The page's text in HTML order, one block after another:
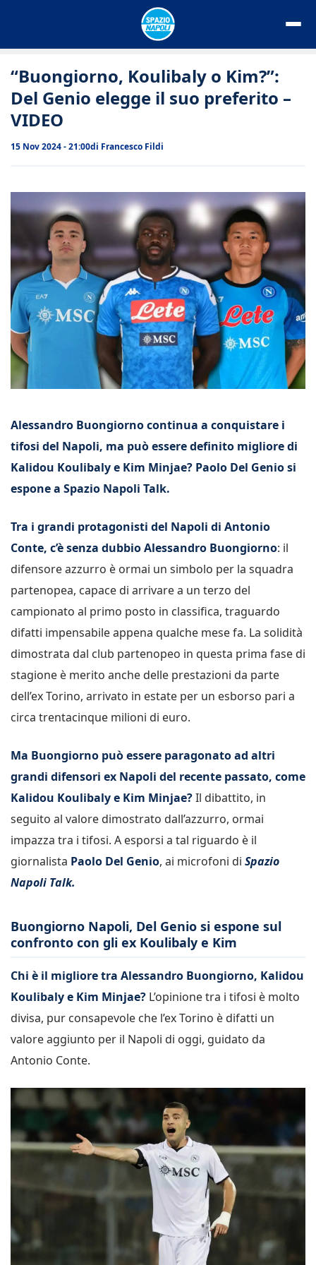
“Buongiorno, Koulibaly o Kim?”:
Del Genio elegge il suo preferito –
VIDEO
15 Nov 2024 - 21:00di Francesco Fildi
Alessandro Buongiorno continua a conquistare i
tifosi del Napoli, ma può essere definito migliore di
Kalidou Koulibaly e Kim Minjae? Paolo Del Genio si
espone a Spazio Napoli Talk.
Tra i grandi protagonisti del Napoli di Antonio
Conte, c’è senza dubbio Alessandro Buongiorno: il
difensore azzurro è ormai un simbolo per la squadra
partenopea, capace di arrivare a un terzo del
campionato al primo posto in classifica, traguardo
difatti impensabile appena qualche mese fa. La solidità
dimostrata dal club partenopeo in questa prima fase di
stagione è merito anche delle prestazioni da parte
dell’ex Torino, arrivato in estate per un esborso pari a
circa trentacinque milioni di euro.
Ma Buongiorno può essere paragonato ad altri
grandi difensori ex Napoli del recente passato, come
Kalidou Koulibaly e Kim Minjae?Il dibattito, in
seguito al valore dimostrato dall’azzurro, ormai
impazza tra i tifosi. A esporsi a tal riguardo è il
giornalista Paolo Del Genio, ai microfoni di Spazio
Napoli Talk.
Buongiorno Napoli, Del Genio si espone sul
confronto con gli ex Koulibaly e Kim
Chi è il migliore tra Alessandro Buongiorno, Kalidou
Koulibaly e Kim Minjae? L’opinione tra i tifosi è molto
divisa, pur consapevole che l’ex Torino è difatti un
valore aggiunto per il Napoli di oggi, guidato da
Antonio Conte.